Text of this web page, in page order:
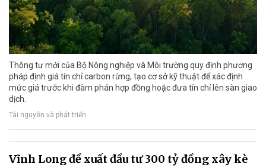
Thông tư mới của Bộ Nông nghiệp và Môi trường quy định phương
pháp định giá tín chỉ carbon rừng, tạo cơ sở kỹ thuật để xác định
mức giá trước khi đàm phán hợp đồng hoặc đưa tín chỉ lên sàn giao
dịch.
Tài nguyên và phát triển
Vĩnh Long đề xuất đầu tư 300 tỷ đồng xây kè